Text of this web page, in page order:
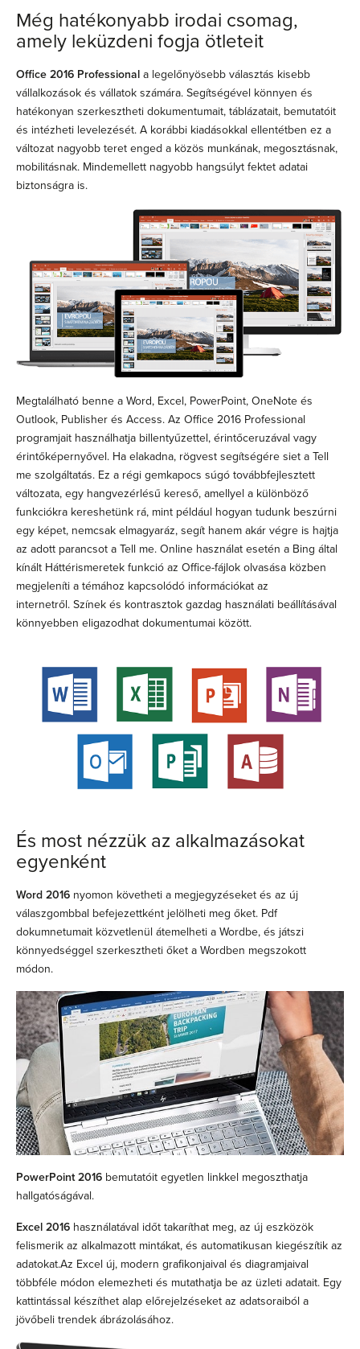
Még hatékonyabb irodai csomag,
amely leküzdeni fogja ötleteit
Office 2016 Professional a legelőnyösebb választás kisebb
vállalkozások és vállatok számára. Segítségével könnyen és
hatékonyan szerkesztheti dokumentumait, táblázatait, bemutatóit
és intézheti levelezését. A korábbi kiadásokkal ellentétben ez a
változat nagyobb teret enged a közös munkának, megosztásnak,
mobilitásnak. Mindemellett nagyobb hangsúlyt fektet adatai
biztonságra is.
Megtalálható benne a Word, Excel, PowerPoint, OneNote és
Outlook, Publisher és Access. Az Office 2016 Professional
programjait használhatja billentyűzettel, érintőceruzával vagy
érintőképernyővel. Ha elakadna, rögvest segítségére siet a Tell
me szolgáltatás. Ez a régi gemkapocs súgó továbbfejlesztett
változata, egy hangvezérlésű kereső, amellyel a különböző
funkciókra kereshetünk rá, mint például hogyan tudunk beszúrni
egy képet, nemcsak elmagyaráz, segít hanem akár végre is hajtja
az adott parancsot a Tell me. Online használat esetén a Bing által
kínált Háttérismeretek funkció az Office-fájlok olvasása közben
megjeleníti a témához kapcsolódó információkat az
internetről. Színek és kontrasztok gazdag használati beállításával
könnyebben eligazodhat dokumentumai között.
És most nézzük az alkalmazásokat
egyenként
Word 2016 nyomon követheti a megjegyzéseket és az új
válaszgombbal befejezettként jelölheti meg őket. Pdf
dokumnetumait közvetlenül átemelheti a Wordbe, és játszi
könnyedséggel szerkesztheti őket a Wordben megszokott
módon.
PowerPoint 2016 bemutatóit egyetlen linkkel megoszthatja
hallgatóságával.
Excel 2016 használatával időt takaríthat meg, az új eszközök
felismerik az alkalmazott mintákat, és automatikusan kiegészítik az
adatokat.Az Excel új, modern grafikonjaival és diagramjaival
többféle módon elemezheti és mutathatja be az üzleti adatait. Egy
kattintással készíthet alap előrejelzéseket az adatsoraiból a
jövőbeli trendek ábrázolásához.